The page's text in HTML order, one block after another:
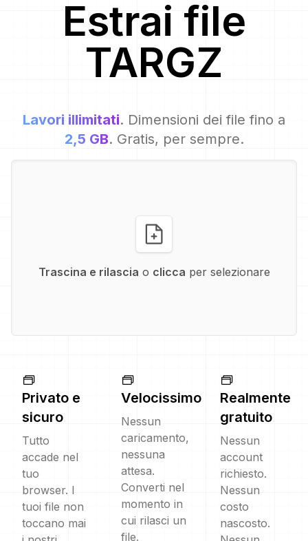
Estrai file
TARGZ
Lavori illimitati. Dimensioni dei file fino a
2,5 GB. Gratis, per sempre.
Trascina e rilascia o clicca per selezionare
Privato e
sicuro
Tutto
accade nel
tuo
browser. I
tuoi file non
toccano mai
Velocissimo
Nessun
caricamento,
nessuna
attesa.
Converti nel
momento in
cui rilasci un
file.
Realmente
gratuito
Nessun
account
richiesto.
Nessun
costo
nascosto.